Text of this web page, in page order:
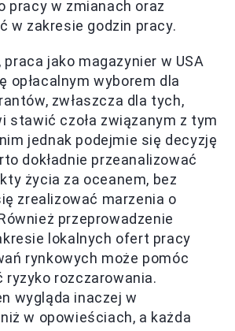
pracy w zmianach oraz
w zakresie godzin pracy.
jako magazynier w USA
opłacalnym wyborem dla
zwłaszcza dla tych,
stawić czoła związanym z tym
jednak podejmie się decyzję
dokładnie przeanalizować
życia za oceanem, bez
zrealizować marzenia o
przeprowadzenie
lokalnych ofert pracy
rynkowych może pomóc
ryzyko rozczarowania.
wygląda inaczej w
w opowieściach, a każda